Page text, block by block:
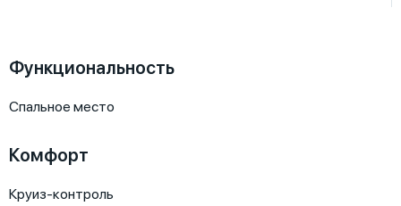
Функциональность
Спальное место
Комфорт
Круиз-контроль